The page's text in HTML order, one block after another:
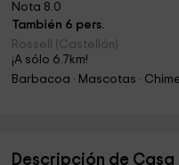
Nota 8.0
También 6 pers.
Rossell (Castellón)
¡A sólo 6.7km!
Descripción de Casa